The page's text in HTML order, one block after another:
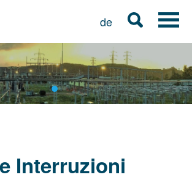
de
Interruzioni